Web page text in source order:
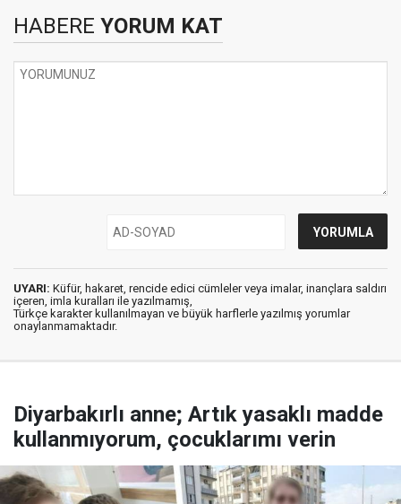
HABERE YORUM KAT
UYARI: Küfür, hakaret, rencide edici cümleler veya imalar, inançlara saldırı
içeren, imla kuralları ile yazılmamış,
Türkçe karakter kullanılmayan ve büyük harflerle yazılmış yorumlar
onaylanmamaktadır.
Diyarbakırlı anne; Artık yasaklı madde
kullanmıyorum, çocuklarımı verin